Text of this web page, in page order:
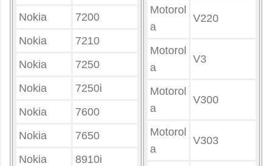
Nokia
7200
Nokia
7210
Nokia
7250
Nokia
7250i
Nokia
7600
Nokia
7650
Nokia
8910i
Motorol
a
V220
Motorol
a
V3
Motorol
a
V300
Motorol
a
V303